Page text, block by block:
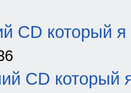
CD который я
CD который